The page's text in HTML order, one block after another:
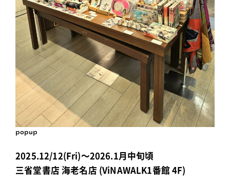
popup
2025.12/12(Fri)～2026.1月中旬頃
三省堂書店 海老名店 (ViNAWALK1番館 4F)